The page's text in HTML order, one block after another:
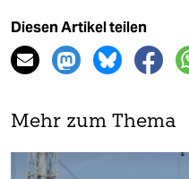
Diesen Artikel teilen
Mehr zum Thema